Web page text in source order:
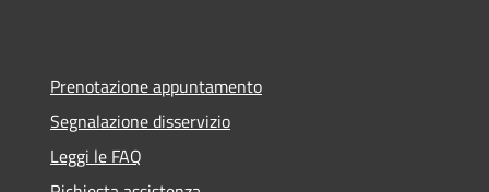
Prenotazione appuntamento
Segnalazione disservizio
Leggi le FAQ